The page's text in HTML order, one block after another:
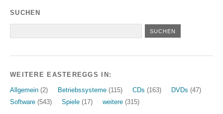
SUCHEN
WEITERE EASTEREGGS IN:
Allgemein (2) Betriebssysteme (115) CDs (163) DVDs (47)
Software (543) Spiele (17) weitere (315)